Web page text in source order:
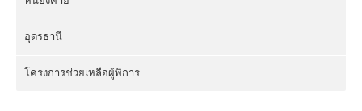
อุดรธานี
โครงการช่วยเหลือผู้พิการ